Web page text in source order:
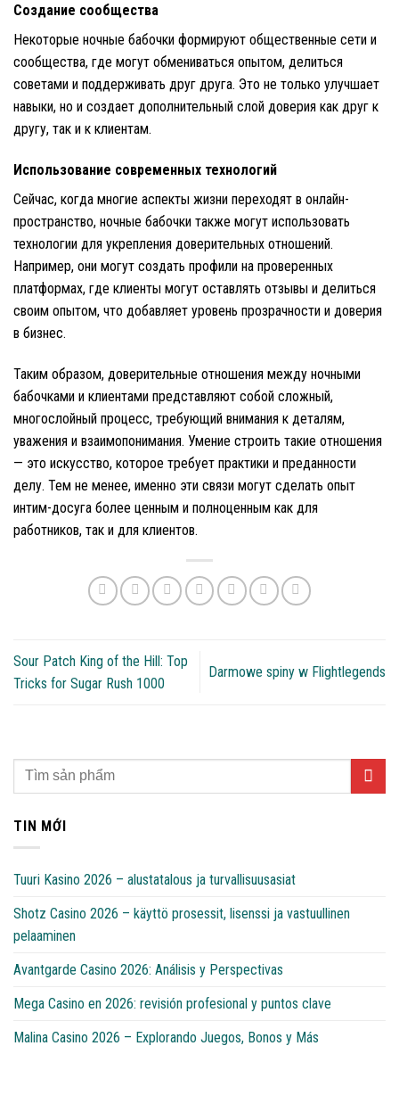
Создание сообщества
Некоторые ночные бабочки формируют общественные сети и
сообщества, где могут обмениваться опытом, делиться
советами и поддерживать друг друга. Это не только улучшает
навыки, но и создает дополнительный слой доверия как друг к
другу, так и к клиентам.
Использование современных технологий
Сейчас, когда многие аспекты жизни переходят в онлайн-
пространство, ночные бабочки также могут использовать
технологии для укрепления доверительных отношений.
Например, они могут создать профили на проверенных
платформах, где клиенты могут оставлять отзывы и делиться
своим опытом, что добавляет уровень прозрачности и доверия
в бизнес.
Таким образом, доверительные отношения между ночными
бабочками и клиентами представляют собой сложный,
многослойный процесс, требующий внимания к деталям,
уважения и взаимопонимания. Умение строить такие отношения
— это искусство, которое требует практики и преданности
делу. Тем не менее, именно эти связи могут сделать опыт
интим-досуга более ценным и полноценным как для
работников, так и для клиентов.
Sour Patch King of the Hill: Top
Tricks for Sugar Rush 1000
Darmowe spiny w Flightlegends
TIN MỚI
Tuuri Kasino 2026 – alustatalous ja turvallisuusasiat
Shotz Casino 2026 – käyttö prosessit, lisenssi ja vastuullinen
pelaaminen
Avantgarde Casino 2026: Análisis y Perspectivas
Mega Casino en 2026: revisión profesional y puntos clave
Malina Casino 2026 – Explorando Juegos, Bonos y Más